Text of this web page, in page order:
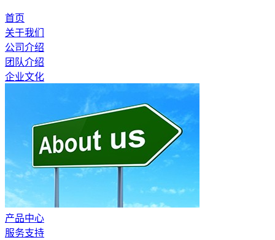
首页
关于我们
公司介绍
团队介绍
企业文化
产品中心
服务支持